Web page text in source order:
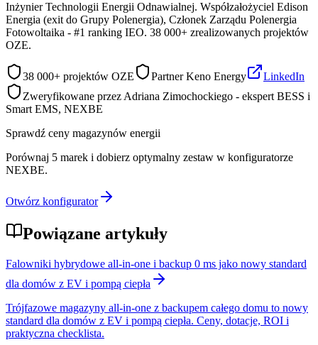
Inżynier Technologii Energii Odnawialnej. Współzałożyciel Edison
Energia (exit do Grupy Polenergia), Członek Zarządu Polenergia
Fotowoltaika - #1 ranking IEO. 38 000+ zrealizowanych projektów
OZE.
38 000+ projektów OZE Partner Keno Energy
LinkedIn
Zweryfikowane przez Adriana Zimochockiego - ekspert BESS i
Smart EMS, NEXBE
Sprawdź ceny magazynów energii
Porównaj 5 marek i dobierz optymalny zestaw w konfiguratorze
NEXBE.
Otwórz konfigurator
Powiązane artykuły
Falowniki hybrydowe all-in-one i backup 0 ms jako nowy standard
dla domów z EV i pompą ciepła
Trójfazowe magazyny all-in-one z backupem całego domu to nowy
standard dla domów z EV i pompą ciepła. Ceny, dotacje, ROI i
praktyczna checklista.